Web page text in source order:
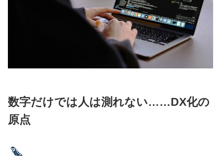
数字だけでは人は測れない……DX化の
原点